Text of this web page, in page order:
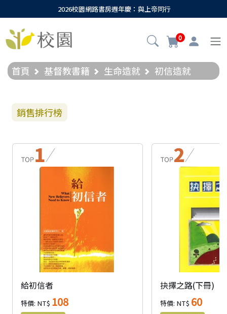
2026校園網路書房週年慶：與上帝同行
0
首頁 基督教書籍 生命造就 初信造就
銷售排行榜
給初信者
特價: NT$ 108
抉擇之路(下冊)
特價: NT$ 60